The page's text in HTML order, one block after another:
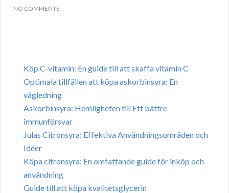
NO COMMENTS
Köp C-vitamin: En guide till att skaffa vitamin C
Optimala tillfällen att köpa askorbinsyra: En
vägledning
Askorbinsyra: Hemligheten till Ett bättre
immunförsvar
Julas Citronsyra: Effektiva Användningsområden och
Idéer
Köpa citronsyra: En omfattande guide för inköp och
användning
Guide till att köpa kvalitetsglycerin